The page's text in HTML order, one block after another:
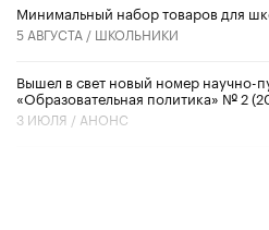
Минимальный набор товаров для
5 АВГУСТА / ШКОЛЬНИКИ
Вышел в свет новый номер научно-
«Образовательная политика» № 2
3 ИЮЛЯ / АНОНС